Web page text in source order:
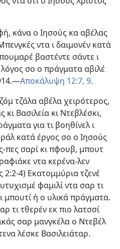
κάνα ο Ιησούς κα αβέλας
ντα ι δαιμονέν κατά
βαστέντε σάντε ι
σο ο πράγματα αβιλέ
Αποκάλυψη 12:7, 9.
τζάλα αβέλα χειρότερος,
κι Βασιλεία κι Ντεβλέσκι,
για τι βοηθίνελ ι
κατά έργος σο ο Ιησούς
πες σαρί κι πφουβ, μπουτ
ντα κερένα-λεν
2:​2-4) Εκατομμύρια τζενέ
φαμιλί ντα σαρ τι
μπουτί ή ο υλικά πράγματα.
τι τθερέν εκ πιο λατσσί
σαρ μανγκέλα ο Ντεβέλ
λέσκε Βασιλειάταρ.